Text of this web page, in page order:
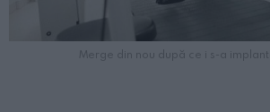
Merge din nou după ce i s-a